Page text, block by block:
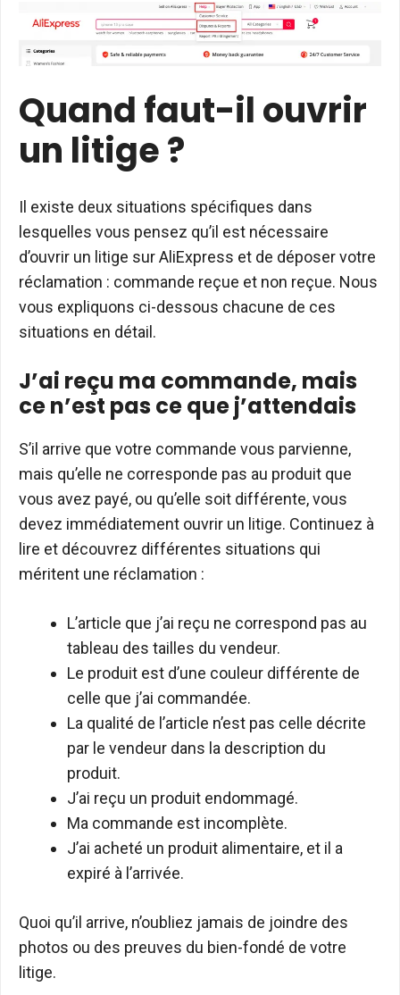
Quand faut-il ouvrir
un litige ?
Il existe deux situations spécifiques dans
lesquelles vous pensez qu’il est nécessaire
d’ouvrir un litige sur AliExpress et de déposer votre
réclamation : commande reçue et non reçue. Nous
vous expliquons ci-dessous chacune de ces
situations en détail.
J’ai reçu ma commande, mais
ce n’est pas ce que j’attendais
S’il arrive que votre commande vous parvienne,
mais qu’elle ne corresponde pas au produit que
vous avez payé, ou qu’elle soit différente, vous
devez immédiatement ouvrir un litige. Continuez à
lire et découvrez différentes situations qui
méritent une réclamation :
L’article que j’ai reçu ne correspond pas au
tableau des tailles du vendeur.
Le produit est d’une couleur différente de
celle que j’ai commandée.
La qualité de l’article n’est pas celle décrite
par le vendeur dans la description du
produit.
J’ai reçu un produit endommagé.
Ma commande est incomplète.
J’ai acheté un produit alimentaire, et il a
expiré à l’arrivée.
Quoi qu’il arrive, n’oubliez jamais de joindre des
photos ou des preuves du bien-fondé de votre
litige.